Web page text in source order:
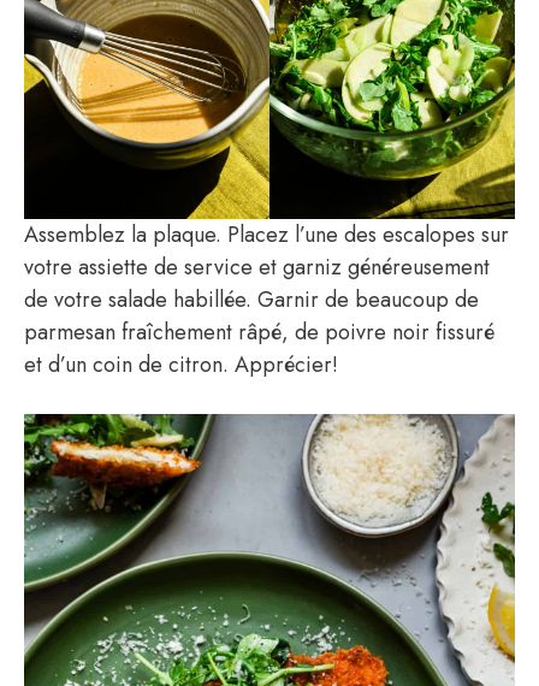
Assemblez la plaque. Placez l’une des escalopes sur
votre assiette de service et garniz généreusement
de votre salade habillée. Garnir de beaucoup de
parmesan fraîchement râpé, de poivre noir fissuré
et d’un coin de citron. Apprécier!